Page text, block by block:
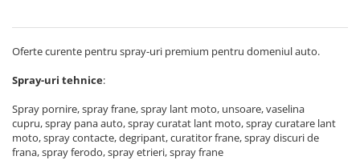
Oferte curente pentru spray-uri premium pentru domeniul auto.
Spray-uri tehnice:
Spray pornire, spray frane, spray lant moto, unsoare, vaselina
cupru, spray pana auto, spray curatat lant moto, spray curatare lant
moto, spray contacte, degripant, curatitor frane, spray discuri de
frana, spray ferodo, spray etrieri, spray frane